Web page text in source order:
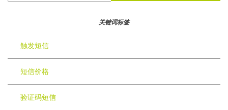
关键词标签
触发短信
短信价格
验证码短信